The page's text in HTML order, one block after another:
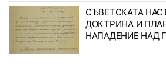
СЪВЕТСКАТА
ДОКТРИНА И
НАПАДЕНИЕ НАД